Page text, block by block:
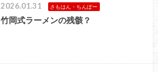
2026.01.31 さもはん・ちんぽー
竹岡式ラーメンの残骸？